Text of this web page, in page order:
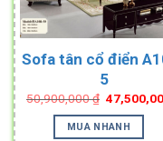
Sofa tân cổ điển
5
50,900,000₫ Original
price
was:
MUA NHANH